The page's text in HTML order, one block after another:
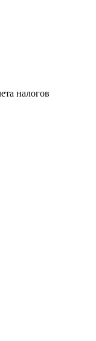
налогов